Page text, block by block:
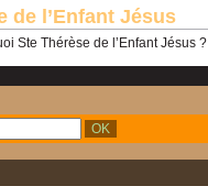
de l’Enfant Jésus
Ste Thérèse de l’Enfant Jésus ?